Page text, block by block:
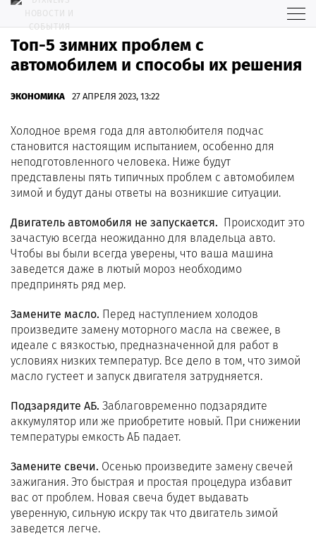
Топ-5 зимних проблем с
автомобилем и способы их решения
ЭКОНОМИКА 27 АПРЕЛЯ 2023, 13:22
Холодное время года для автолюбителя подчас
становится настоящим испытанием, особенно для
неподготовленного человека. Ниже будут
представлены пять типичных проблем с автомобилем
зимой и будут даны ответы на возникшие ситуации.
Двигатель автомобиля не запускается. Происходит это
зачастую всегда неожиданно для владельца авто.
Чтобы вы были всегда уверены, что ваша машина
заведется даже в лютый мороз необходимо
предпринять ряд мер.
Замените масло. Перед наступлением холодов
произведите замену моторного масла на свежее, в
идеале с вязкостью, предназначенной для работ в
условиях низких температур. Все дело в том, что зимой
масло густеет и запуск двигателя затрудняется.
Подзарядите АБ. Заблаговременно подзарядите
аккумулятор или же приобретите новый. При снижении
температуры емкость АБ падает.
Замените свечи. Осенью произведите замену свечей
зажигания. Это быстрая и простая процедура избавит
вас от проблем. Новая свеча будет выдавать
уверенную, сильную искру так что двигатель зимой
заведется легче.